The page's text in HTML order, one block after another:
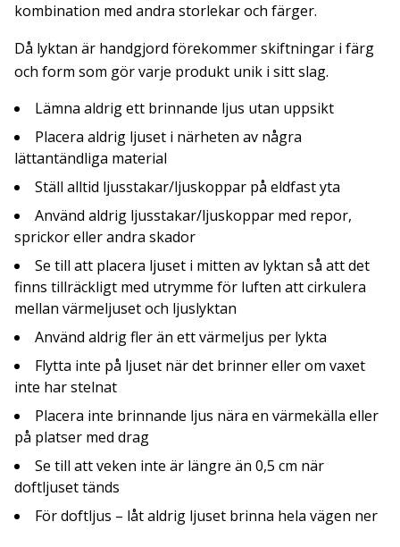
kombination med andra storlekar och färger.
Då lyktan är handgjord förekommer skiftningar i färg
och form som gör varje produkt unik i sitt slag.
Lämna aldrig ett brinnande ljus utan uppsikt
Placera aldrig ljuset i närheten av några
lättantändliga material
Ställ alltid ljusstakar/ljuskoppar på eldfast yta
Använd aldrig ljusstakar/ljuskoppar med repor,
sprickor eller andra skador
Se till att placera ljuset i mitten av lyktan så att det
finns tillräckligt med utrymme för luften att cirkulera
mellan värmeljuset och ljuslyktan
Använd aldrig fler än ett värmeljus per lykta
Flytta inte på ljuset när det brinner eller om vaxet
inte har stelnat
Placera inte brinnande ljus nära en värmekälla eller
på platser med drag
Se till att veken inte är längre än 0,5 cm när
doftljuset tänds
För doftljus – låt aldrig ljuset brinna hela vägen ner